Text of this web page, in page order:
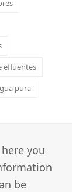
efluentes
pura
you
be